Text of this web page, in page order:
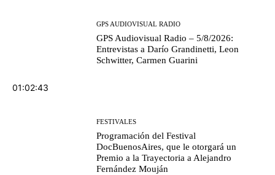
01:02:43
GPS AUDIOVISUAL RADIO
GPS Audiovisual Radio – 5/8/2026:
Entrevistas a Darío Grandinetti, Leon
Schwitter, Carmen Guarini
FESTIVALES
Programación del Festival
DocBuenosAires, que le otorgará un
Premio a la Trayectoria a Alejandro
Fernández Mouján